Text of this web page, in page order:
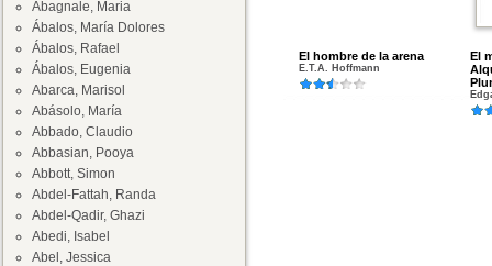
Abagnale, Maria
Ábalos, María Dolores
Ábalos, Rafael
Ábalos, Eugenia
Abarca, Marisol
Abásolo, María
Abbado, Claudio
Abbasian, Pooya
Abbott, Simon
Abdel-Fattah, Randa
Abdel-Qadir, Ghazi
Abedi, Isabel
Abel, Jessica
El hombre de la arena
E.T.A. Hoffmann
El